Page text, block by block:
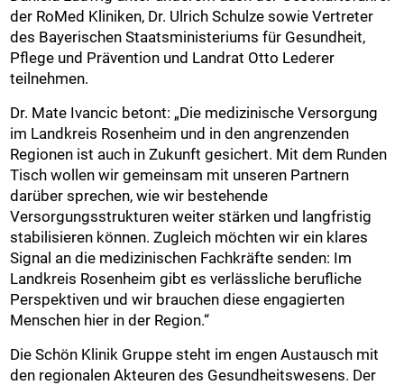
der RoMed Kliniken, Dr. Ulrich Schulze sowie Vertreter
des Bayerischen Staatsministeriums für Gesundheit,
Pflege und Prävention und Landrat Otto Lederer
teilnehmen.
Dr. Mate Ivancic betont: „Die medizinische Versorgung
im Landkreis Rosenheim und in den angrenzenden
Regionen ist auch in Zukunft gesichert. Mit dem Runden
Tisch wollen wir gemeinsam mit unseren Partnern
darüber sprechen, wie wir bestehende
Versorgungsstrukturen weiter stärken und langfristig
stabilisieren können. Zugleich möchten wir ein klares
Signal an die medizinischen Fachkräfte senden: Im
Landkreis Rosenheim gibt es verlässliche berufliche
Perspektiven und wir brauchen diese engagierten
Menschen hier in der Region.“
Die Schön Klinik Gruppe steht im engen Austausch mit
den regionalen Akteuren des Gesundheitswesens. Der